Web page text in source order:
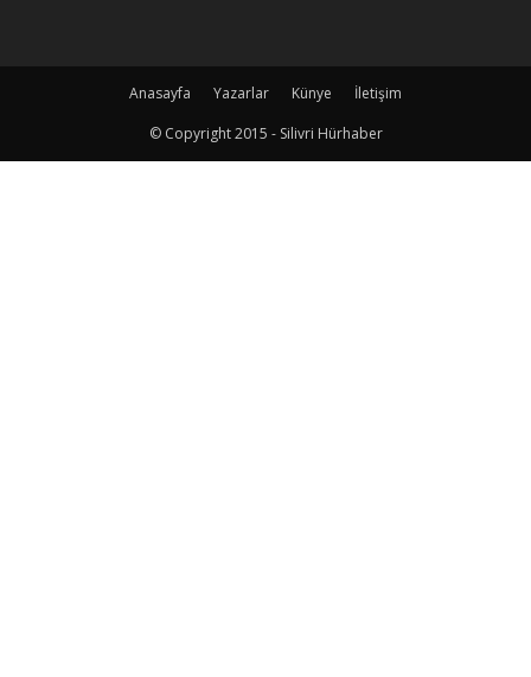
Anasayfa Yazarlar Künye
İletişim
© Copyright 2015 - Silivri Hürhaber